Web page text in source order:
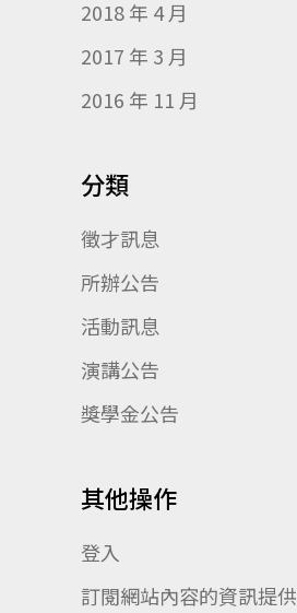
2018 年 4 月
2017 年 3 月
2016 年 11 月
分類
徵才訊息
所辦公告
活動訊息
演講公告
獎學金公告
其他操作
登入
訂閱網站內容的資訊提供